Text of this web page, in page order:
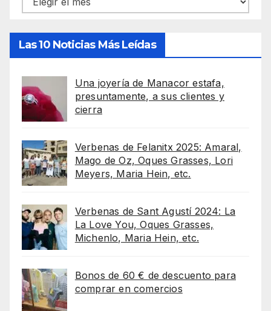
Las 10 Noticias Más Leídas
Una joyería de Manacor estafa,
presuntamente, a sus clientes y
cierra
Verbenas de Felanitx 2025: Amaral,
Mago de Oz, Oques Grasses, Lori
Meyers, Maria Hein, etc.
Verbenas de Sant Agustí 2024: La
La Love You, Oques Grasses,
Michenlo, Maria Hein, etc.
Bonos de 60 € de descuento para
comprar en comercios